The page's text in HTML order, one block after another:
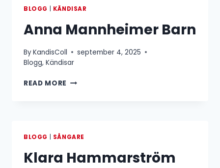
BLOGG KÄNDISAR
Anna Mannheimer Barn
ByKandisColl
september 4, 2025
Blogg, Kändisar
READ MORE ANNA
BLOGG SÅNGARE
Klara Hammarström